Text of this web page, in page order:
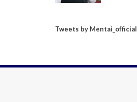
Tweets by Mentai_official